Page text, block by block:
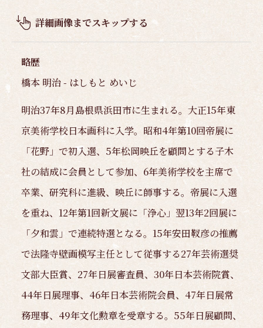
要
詳細画像までスキップする
略歴
橋本 明治 - はしもと めいじ
明治37年8月島根県浜田市に生まれる。大正15年東
京美術学校日本画科に入学。昭和4年第10回帝展に
「花野」で初入選、5年松岡映丘を顧問とする子木
社の結成に会員として参加、6年美術学校を主席で
卒業、研究科に進級、映丘に師事する。帝展に入選
を重ね、12年第1回新文展に「浄心」翌13年2回展に
「夕和雲」で連続特選となる。15年安田靫彦の推薦
で法隆寺壁画模写主任として従事する27年芸術選奨
文部大臣賞、27年日展審査員、30年日本芸術院賞、
44年日展理事、46年日本芸術院会員、47年日展常
務理事、49年文化勲章を受章する。55年日展顧問、